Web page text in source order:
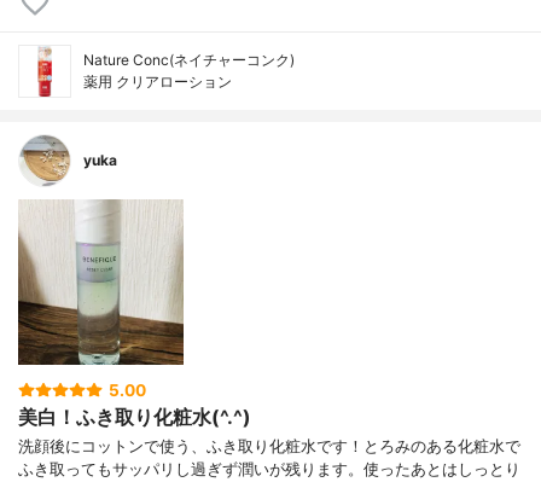
Nature Conc(ネイチャーコンク)
薬用 クリアローション
yuka
5.00
美白！ふき取り化粧水(^.^)
洗顔後にコットンで使う、ふき取り化粧水です！とろみのある化粧水で
ふき取ってもサッパリし過ぎず潤いが残ります。使ったあとはしっとり